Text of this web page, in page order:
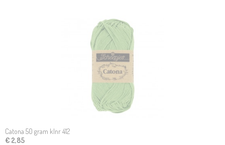
Catona 50 gram klnr 412
€ 2,85